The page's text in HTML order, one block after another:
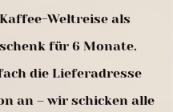
Weltreise als
für 6 Monate.
die Lieferadresse
an – wir schicken alle